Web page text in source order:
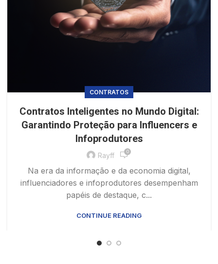
CONTRATOS
Contratos Inteligentes no Mundo Digital:
Garantindo Proteção para Influencers e
Infoprodutores
Rayff 0
Na era da informação e da economia digital,
influenciadores e infoprodutores desempenham
papéis de destaque, c...
CONTINUE READING